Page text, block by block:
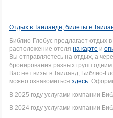
Отдых в Таиланде, билеты в
Библио-Глобус предлагает
расположение отеля на карте и
Вы отправляетесь на отдых, а
бронирования разных групп
Вас нет визы в Таиланд, Библио-
можно ознакомиться здесь.
В 2025 году услугами компании
В 2024 году услугами компании